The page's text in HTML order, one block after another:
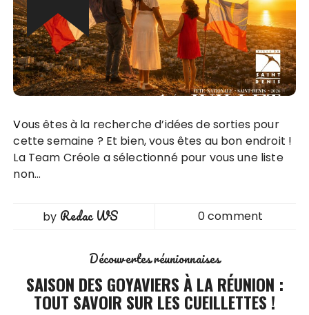
Vous êtes à la recherche d’idées de sorties pour
cette semaine ? Et bien, vous êtes au bon endroit !
La Team Créole a sélectionné pour vous une liste
non…
by Redac WS 0 comment
Découvertes réunionnaises
SAISON DES GOYAVIERS À LA RÉUNION :
TOUT SAVOIR SUR LES CUEILLETTES !